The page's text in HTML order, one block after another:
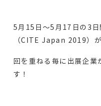
5月15日～5月17日の3
（CITE Japan 2019）
回を重ねる毎に出展企業
す！